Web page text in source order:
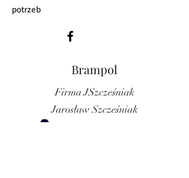
potrzeb
Brampol
Firma JSzcześniak
Jarosław Szcześniak